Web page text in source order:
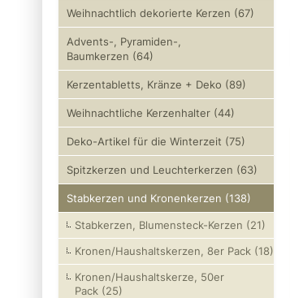
Weihnachtlich dekorierte Kerzen (67)
Advents-, Pyramiden-,
Baumkerzen (64)
Kerzentabletts, Kränze + Deko (89)
Weihnachtliche Kerzenhalter (44)
Deko-Artikel für die Winterzeit (75)
Spitzkerzen und Leuchterkerzen (63)
Stabkerzen und Kronenkerzen (138)
Stabkerzen, Blumensteck-Kerzen (21)
Kronen/Haushaltskerzen, 8er Pack (18)
Kronen/Haushaltskerze, 50er
Pack (25)